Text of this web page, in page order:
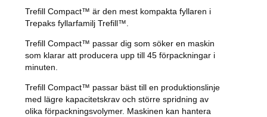
Trefill Compact™ är den mest kompakta fyllaren i
Trepaks fyllarfamilj Trefill™.
Trefill Compact™ passar dig som söker en maskin
som klarar att producera upp till 45 förpackningar i
minuten.
Trefill Compact™ passar bäst till en produktionslinje
med lägre kapacitetskrav och större spridning av
olika förpackningsvolymer. Maskinen kan hantera